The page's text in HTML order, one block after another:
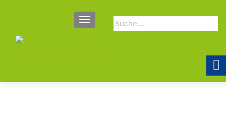
Suche
nach:
SCHALTE NAVIGATION